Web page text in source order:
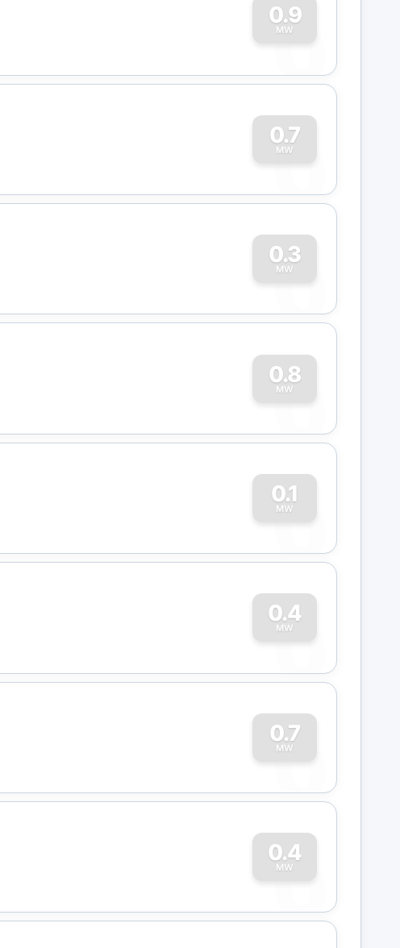
0.9
MW
0
0.7
MW
0
0.3
MW
0
0.8
MW
0
0.1
MW
0
0.4
MW
0
0.7
MW
0
0.4
MW
0